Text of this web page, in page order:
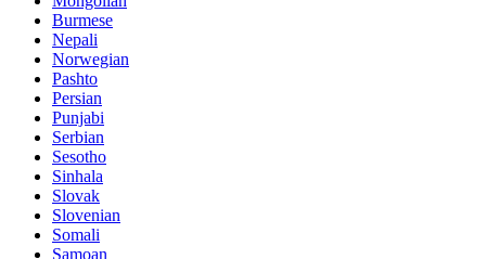
Burmese
Nepali
Norwegian
Pashto
Persian
Punjabi
Serbian
Sesotho
Sinhala
Slovak
Slovenian
Somali
Samoan